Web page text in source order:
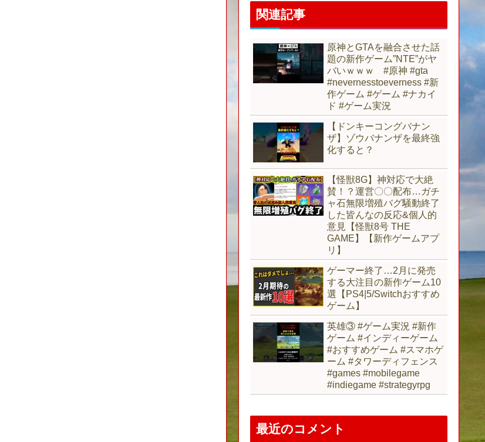
関連記事
原神とGTAを融合させた話
題の新作ゲーム”NTE”がヤ
バいｗｗｗ #原神 #gta
#nevernesstoeverness #新
作ゲーム #ゲーム #ナカイ
ド #ゲーム実況
【ドンキーコングバナン
ザ】ゾウバナンザを最終強
化すると？
【怪獣8G】神対応で大絶
賛！？運営〇〇配布…ガチ
ャ石無限増殖バグ騒動終了
した皆んなの反応&個人的
意見【怪獣8号 THE
GAME】【新作ゲームアプ
リ】
ゲーマー終了…2月に発売
する大注目の新作ゲーム10
選【PS4|5/Switchおすすめ
ゲーム】
英雄③ #ゲーム実況 #新作
ゲーム #インディーゲーム
#おすすめゲーム #スマホゲ
ーム #タワーディフェンス
#games #mobilegame
#indiegame #strategyrpg
最近のコメント